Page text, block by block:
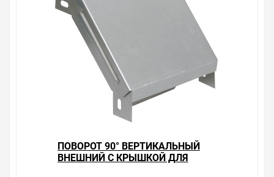
ПОВОРОТ 90° ВЕРТИКАЛЬНЫЙ
ВНЕШНИЙ С КРЫШКОЙ ДЛЯ